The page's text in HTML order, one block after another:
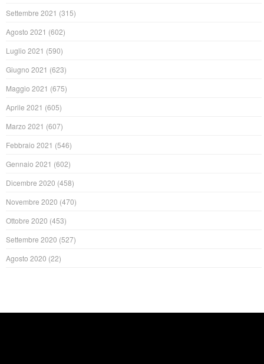
Settembre 2021 (315)
Agosto 2021 (602)
Luglio 2021 (590)
Giugno 2021 (623)
Maggio 2021 (675)
Aprile 2021 (605)
Marzo 2021 (607)
Febbraio 2021 (546)
Gennaio 2021 (602)
Dicembre 2020 (458)
Novembre 2020 (470)
Ottobre 2020 (453)
Settembre 2020 (527)
Agosto 2020 (22)